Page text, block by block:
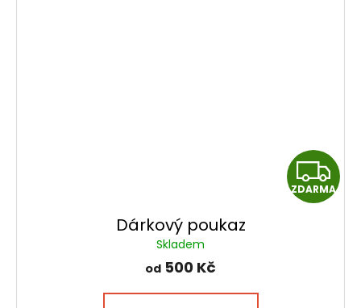
Z
D
ZDARMA
Dárkový poukaz
Skladem
od 500 Kč